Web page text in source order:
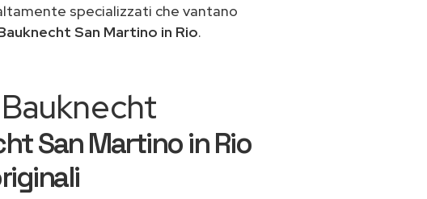
specializzati che vantano
San Martino in Rio.
San Martino in Rio